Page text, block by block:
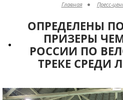
Главная Пресс-
ОПРЕДЕЛЕНЫ
ПРИЗЕРЫ
РОССИИ ПО
ТРЕКЕ СРЕДИ